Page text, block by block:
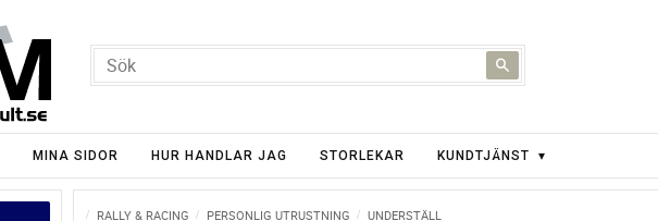
MINA SIDOR HUR HANDLAR JAG STORLEKAR KUNDTJÄNST
RALLY & RACING PERSONLIG UTRUSTNING UNDERSTÄLL